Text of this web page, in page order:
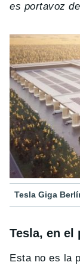
es portavoz
Tesla Giga
Tesla, en el
Esta no es la